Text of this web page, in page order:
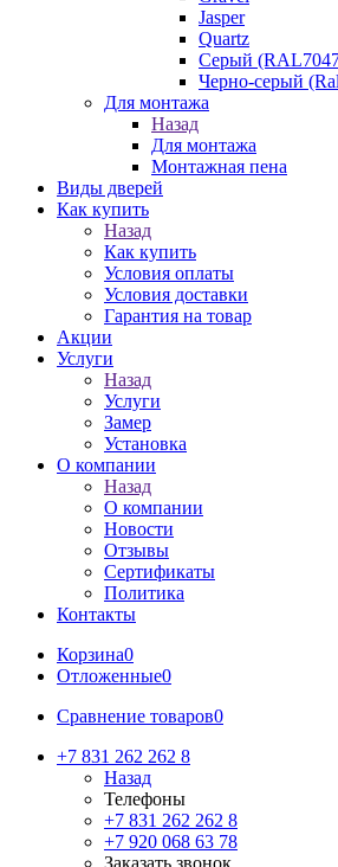
Jasper
Quartz
Серый
Черно-серый
Для монтажа
Назад
Для монтажа
Монтажная пена
Виды дверей
Как купить
Назад
Как купить
Условия оплаты
Условия доставки
Гарантия на товар
Акции
Услуги
Назад
Услуги
Замер
Установка
О компании
Назад
О компании
Новости
Отзывы
Сертификаты
Политика
Контакты
Корзина0
Отложенные0
Сравнение товаров0
+7 831 262 262 8
Назад
Телефоны
+7 831 262 262 8
+7 920 068 63 78
Заказать звонок